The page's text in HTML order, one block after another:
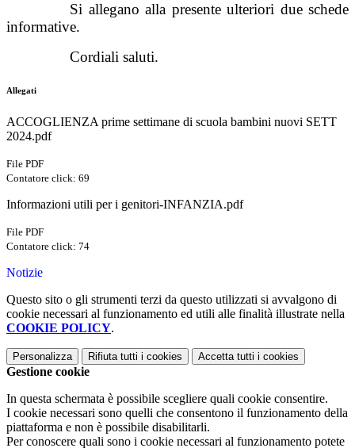
Si allegano alla presente ulteriori due schede
informative.
Cordiali saluti.
Allegati
ACCOGLIENZA prime settimane di scuola bambini nuovi SETT
2024.pdf
File PDF
Contatore click: 69
Informazioni utili per i genitori-INFANZIA.pdf
File PDF
Contatore click: 74
Notizie
Questo sito o gli strumenti terzi da questo utilizzati si avvalgono di
cookie necessari al funzionamento ed utili alle finalità illustrate nella
COOKIE POLICY.
Personalizza Rifiuta tutti i cookies Accetta tutti i cookies
Gestione cookie
In questa schermata è possibile scegliere quali cookie consentire.
I cookie necessari sono quelli che consentono il funzionamento della
piattaforma e non è possibile disabilitarli.
Per conoscere quali sono i cookie necessari al funzionamento potete